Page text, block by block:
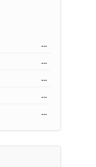
...
...
...
...
...